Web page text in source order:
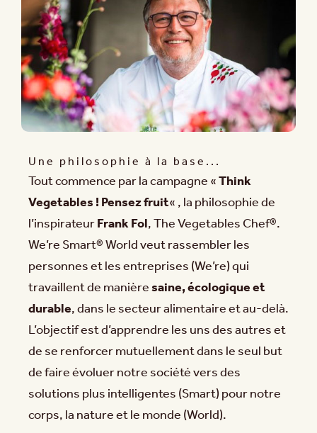
Une philosophie à la base...
Tout commence par la campagne «Think
Vegetables ! Pensez fruit« , la philosophie de
l’inspirateurFrank Fol, The Vegetables Chef®.
We’re Smart® World veut rassembler les
personnes et les entreprises (We’re) qui
travaillent de manièresaine, écologique et
durable, dans le secteur alimentaire et au-delà.
L’objectif est d’apprendre les uns des autres et
de se renforcer mutuellement dans le seul but
de faire évoluer notre société vers des
solutions plus intelligentes (Smart) pour notre
corps, la nature et le monde (World).